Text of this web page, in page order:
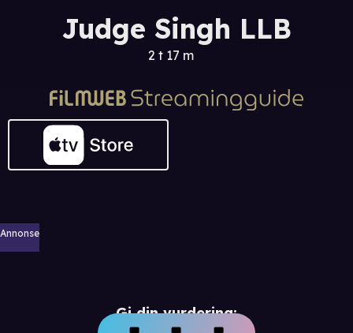
Judge Singh LLB
2 t 17 m
Annonse
Gi din vurdering: